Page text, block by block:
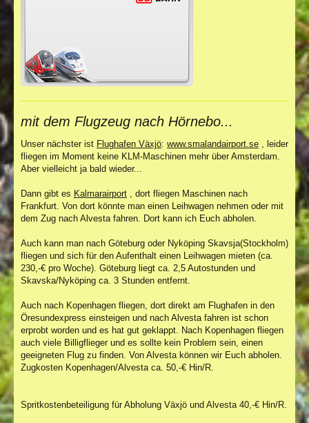
mit dem Flugzeug nach Hörnebo...
Unser nächster ist Flughafen Växjö: www.smalandairport.se , leider
fliegen im Moment keine KLM-Maschinen mehr über Amsterdam.
Aber vielleicht ja bald wieder...
Dann gibt es Kalmarairport , dort fliegen Maschinen nach
Frankfurt. Von dort könnte man einen Leihwagen nehmen oder mit
dem Zug nach Alvesta fahren. Dort kann ich Euch abholen.
Auch kann man nach Göteburg oder Nyköping Skavsja(Stockholm)
fliegen und sich für den Aufenthalt einen Leihwagen mieten (ca.
230,-€ pro Woche). Göteburg liegt ca. 2,5 Autostunden und
Skavska/Nyköping ca. 3 Stunden entfernt.
Auch nach Kopenhagen fliegen, dort direkt am Flughafen in den
Öresundexpress einsteigen und nach Alvesta fahren ist schon
erprobt worden und es hat gut geklappt. Nach Kopenhagen fliegen
auch viele Billigflieger und es sollte kein Problem sein, einen
geeigneten Flug zu finden. Von Alvesta können wir Euch abholen.
Zugkosten Kopenhagen/Alvesta ca. 50,-€ Hin/R.
Spritkostenbeteiligung für Abholung Växjö und Alvesta 40,-€ Hin/R.